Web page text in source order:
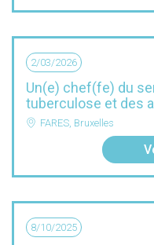
2/03/2026
Un(e) chef(fe) du
tuberculose et des
FARES, Bruxelles
8/10/2025